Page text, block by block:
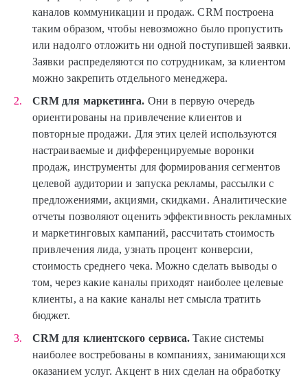
каналов коммуникации и продаж. CRM построена
таким образом, чтобы невозможно было пропустить
или надолго отложить ни одной поступившей заявки.
Заявки распределяются по сотрудникам, за клиентом
можно закрепить отдельного менеджера.
CRM для маркетинга. Они в первую очередь
ориентированы на привлечение клиентов и
повторные продажи. Для этих целей используются
настраиваемые и дифференцируемые воронки
продаж, инструменты для формирования сегментов
целевой аудитории и запуска рекламы, рассылки с
предложениями, акциями, скидками. Аналитические
отчеты позволяют оценить эффективность рекламных
и маркетинговых кампаний, рассчитать стоимость
привлечения лида, узнать процент конверсии,
стоимость среднего чека. Можно сделать выводы о
том, через какие каналы приходят наиболее целевые
клиенты, а на какие каналы нет смысла тратить
бюджет.
CRM для клиентского сервиса. Такие системы
наиболее востребованы в компаниях, занимающихся
оказанием услуг. Акцент в них сделан на обработку